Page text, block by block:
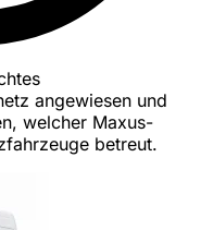
angewiesen und
welcher Maxus-
betreut.